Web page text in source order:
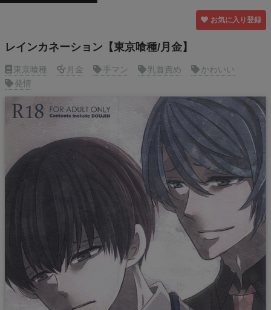
お気に入り登録
レインカネーション【東京喰種/月金】
東京喰種 月金 手マン 乳首責め
かわいい
発情